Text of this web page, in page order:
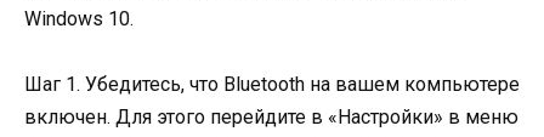
Windows 10.
Шаг 1. Убедитесь, что Bluetooth на вашем компьютере
включен. Для этого перейдите в «Настройки» в меню